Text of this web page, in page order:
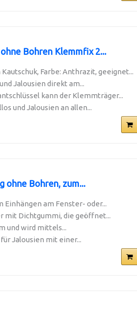
Bohren Klemmfix 2...
Farbe: Anthrazit, geeignet...
Jalousien direkt am...
kann der Klemmträger...
und Jalousien an allen...
ohne Bohren, zum...
am Fenster- oder...
mit Dichtgummi, die geöffnet...
und wird mittels...
Jalousien mit einer...